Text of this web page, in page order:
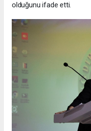
olduğunu ifade etti.